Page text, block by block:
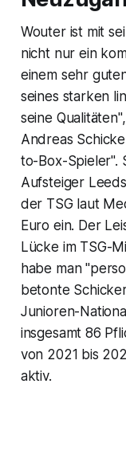
Wouter ist mit
nicht nur ein
einem sehr
seines starken
seine
Andreas
to-Box-Spieler".
Aufsteiger
der TSG laut
Euro ein. Der
Lücke im TSG-
habe man
betonte
Junioren-
insgesamt 86
von 2021 bis
aktiv.